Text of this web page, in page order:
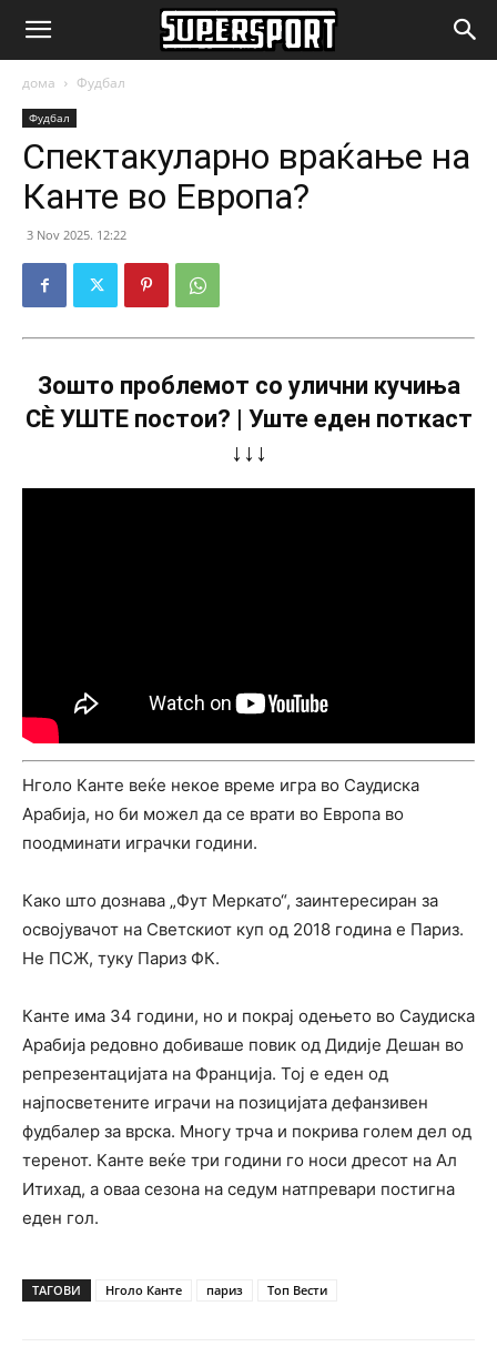
SuperSport.mk
дома Фудбал
Фудбал
Спектакуларно враќање на
Канте во Европа?
3 Nov 2025. 12:22
Зошто проблемот со улични кучиња
СÈ УШТЕ постои? | Уште еден поткаст
↓↓↓
Нголо Канте веќе некое време игра во Саудиска
Арабија, но би можел да се врати во Европа во
поодминати играчки години.
Како што дознава „Фут Меркато“, заинтересиран за
освојувачот на Светскиот куп од 2018 година е Париз.
Не ПСЖ, туку Париз ФК.
Канте има 34 години, но и покрај одењето во Саудиска
Арабија редовно добиваше повик од Дидије Дешан во
репрезентацијата на Франција. Тој е еден од
најпосветените играчи на позицијата дефанзивен
фудбалер за врска. Многу трча и покрива голем дел од
теренот. Канте веќе три години го носи дресот на Ал
Итихад, а оваа сезона на седум натпревари постигна
еден гол.
ТАГОВИ Нголо Канте париз Топ Вести